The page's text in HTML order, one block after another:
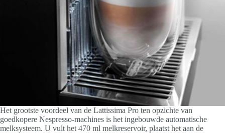
Het grootste voordeel van de Lattissima Pro ten opzichte van
goedkopere Nespresso-machines is het ingebouwde automatische
melksysteem. U vult het 470 ml melkreservoir, plaatst het aan de